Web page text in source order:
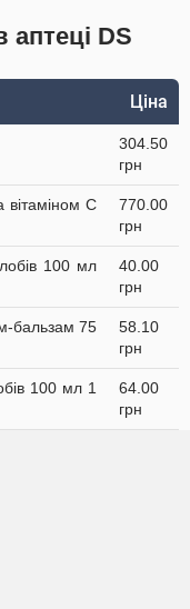
аптеці DS
Ціна
304.50
грн
вітаміном C
770.00
грн
100 мл
40.00
грн
бальзам 75
58.10
грн
100 мл 1
64.00
грн